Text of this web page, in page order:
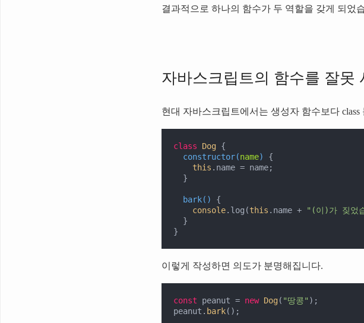
결과적으로 하나의 함수가 두 역할을 갖게 되었
자바스크립트의 함수를 잘못
현대 자바스크립트에서는 생성자 함수보다 class
class Dog {
constructor(name)
{
this .name = name;
  }
bark( )
{
console.log(this .name + "(이)가 짖었
  }
}
이렇게 작성하면 의도가 분명해집니다.
const peanut = new Dog( "땅콩" );
peanut. bark();